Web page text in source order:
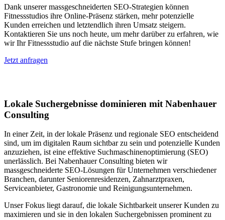
Dank unserer massgeschneiderten SEO-Strategien können
Fitnessstudios ihre Online-Präsenz stärken, mehr potenzielle
Kunden erreichen und letztendlich ihren Umsatz steigern.
Kontaktieren Sie uns noch heute, um mehr darüber zu erfahren, wie
wir Ihr Fitnessstudio auf die nächste Stufe bringen können!
Jetzt anfragen
Lokale Suchergebnisse dominieren mit Nabenhauer
Consulting
In einer Zeit, in der lokale Präsenz und regionale SEO entscheidend
sind, um im digitalen Raum sichtbar zu sein und potenzielle Kunden
anzuziehen, ist eine effektive Suchmaschinenoptimierung (SEO)
unerlässlich. Bei Nabenhauer Consulting bieten wir
massgeschneiderte SEO-Lösungen für Unternehmen verschiedener
Branchen, darunter Seniorenresidenzen, Zahnarztpraxen,
Serviceanbieter, Gastronomie und Reinigungsunternehmen.
Unser Fokus liegt darauf, die lokale Sichtbarkeit unserer Kunden zu
maximieren und sie in den lokalen Suchergebnissen prominent zu